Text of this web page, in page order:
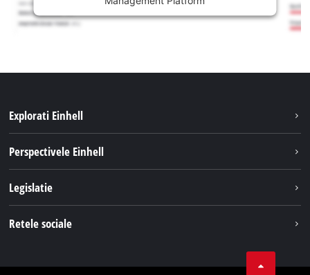
Explorati Einhell
Sistemul de acumulatori
Perspectivele Einhell
Einhell in lume
Legislatie
Retele sociale